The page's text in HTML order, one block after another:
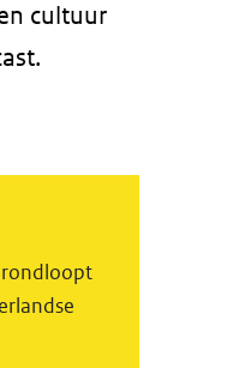
cultuur
rondloopt